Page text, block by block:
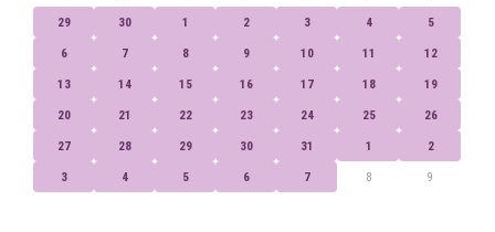
29 30 1 2 3 4 5
6 7 8 9 10 11 12
13 14 15 16 17 18 19
20 21 22 23 24 25 26
27 28 29 30 31 1 2
3 4 5 6 7 8 9